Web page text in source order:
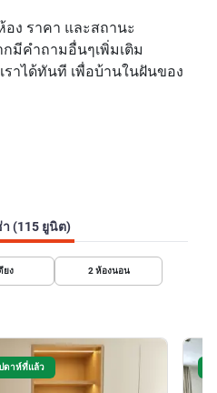
ง ราคา และสถานะ
มีคำถามอื่นๆเพิ่มเติม
าได้ทันที เพื่อบ้านในฝันของ
(115 ยูนิต)
ยง 2 ห้องนอน
ดาห์ที่แล้ว